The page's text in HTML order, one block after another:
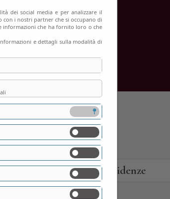
Residenze
dei social media e per analizzare il
i nostri partner che si occupano di
informazioni che ha fornito loro o che
e dettagli sulla modalità di